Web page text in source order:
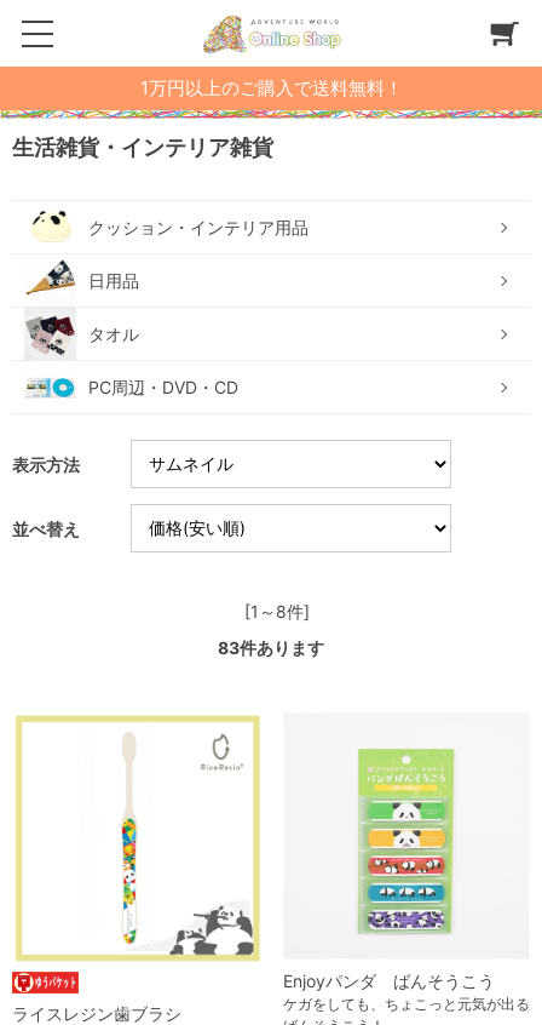
1万円以上のご購入で送料無料！
生活雑貨・インテリア雑貨
クッション・インテリア用品
日用品
タオル
PC周辺・DVD・CD
表示方法
並べ替え
[1～8件]
83件あります
ライスレジン歯ブラシ
Enjoyパンダ ばんそうこう
ケガをしても、ちょこっと元気が出る